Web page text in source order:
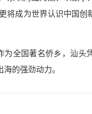
将成为世界认识中国创
为全国著名侨乡，汕头
的强劲动力。